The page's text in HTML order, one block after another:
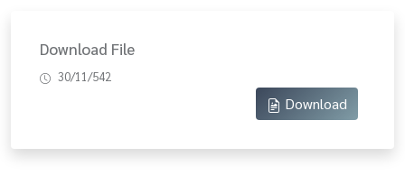
Download File
30/11/542
Download